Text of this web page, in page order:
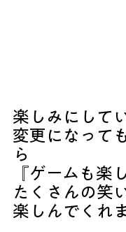
楽しみにして
変更になって
ら
『ゲームも楽
たくさんの笑
楽しんでくれ